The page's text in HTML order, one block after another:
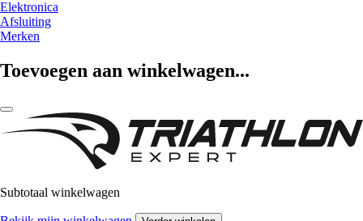
Elektronica
Afsluiting
Merken
Toevoegen aan winkelwagen...
Subtotaal winkelwagen